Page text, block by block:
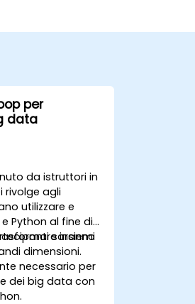
per
data
da istruttori in
rivolge agli
utilizzare e
Python al fine di
insiemi
dimensioni.
saranno
necessario per
dei big data con